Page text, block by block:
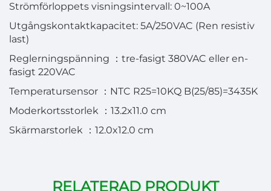
Strömförloppets visningsintervall: 0~100A
Utgångskontaktkapacitet: 5A/250VAC (Ren resistiv
last)
Reglerningspänning
： tre-fasigt 380VAC eller en-
fasigt 220VAC
Temperatursensor ： NTC R25=10KQ B(25/85)=3435K
Moderkortsstorlek ： 13.2x11.0 cm
Skärmarstorlek ： 12.0x12.0 cm
RELATERAD PRODUKT